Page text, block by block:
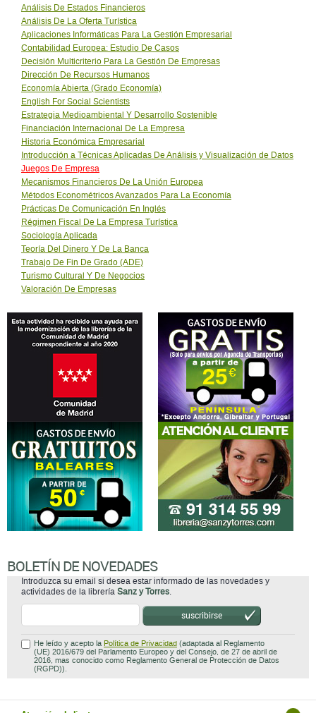
Análisis De Estados Financieros
Análisis De La Oferta Turística
Aplicaciones Informáticas Para La Gestión Empresarial
Contabilidad Europea: Estudio De Casos
Decisión Multicriterio Para La Gestión De Empresas
Dirección De Recursos Humanos
Economía Abierta (Grado Economía)
English For Social Scientists
Estrategia Medioambiental Y Desarrollo Sostenible
Financiación Internacional De La Empresa
Historia Económica Empresarial
Introducción a Técnicas Aplicadas De Análisis y Visualización de Datos
Juegos De Empresa
Mecanismos Financieros De La Unión Europea
Métodos Econométricos Avanzados Para La Economía
Prácticas De Comunicación En Inglés
Régimen Fiscal De La Empresa Turística
Sociología Aplicada
Teoría Del Dinero Y De La Banca
Trabajo De Fin De Grado (ADE)
Turismo Cultural Y De Negocios
Valoración De Empresas
BOLETÍN DE NOVEDADES
Introduzca su email si desea estar informado de las novedades y
actividades de la librería Sanz y Torres.
suscribirse
He leído y acepto la Política de Privacidad (adaptada al Reglamento
(UE) 2016/679 del Parlamento Europeo y del Consejo, de 27 de abril de
2016, mas conocido como Reglamento General de Protección de Datos
(RGPD)).